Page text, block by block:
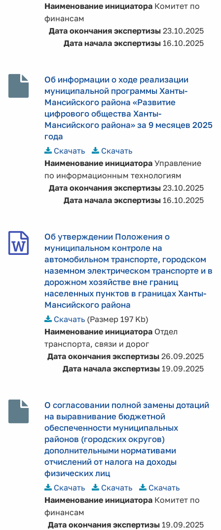
Наименование инициатора Комитет по
финансам
Дата окончания экспертизы23.10.2025
Дата начала экспертизы16.10.2025
Об информации о ходе реализации
муниципальной программы Ханты-
Мансийского района «Развитие
цифрового общества Ханты-
Мансийского района» за 9 месяцев 2025
года
Скачать
Скачать
Наименование инициатора Управление
по информационным технологиям
Дата окончания экспертизы23.10.2025
Дата начала экспертизы16.10.2025
Об утверждении Положения о
муниципальном контроле на
автомобильном транспорте, городском
наземном электрическом транспорте и в
дорожном хозяйстве вне границ
населенных пунктов в границах Ханты-
Мансийского района
Скачать(Размер 197 Kb)
Наименование инициатора Отдел
транспорта, связи и дорог
Дата окончания экспертизы26.09.2025
Дата начала экспертизы19.09.2025
О согласовании полной замены дотаций
на выравнивание бюджетной
обеспеченности муниципальных
районов (городских округов)
дополнительными нормативами
отчислений от налога на доходы
физических лиц
Скачать
Скачать
Скачать
Наименование инициатора Комитет по
финансам
Дата окончания экспертизы19.09.2025